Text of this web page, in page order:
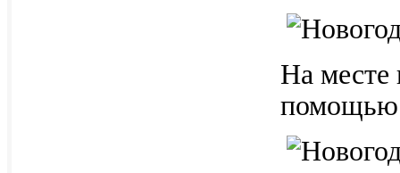
На месте
помощью